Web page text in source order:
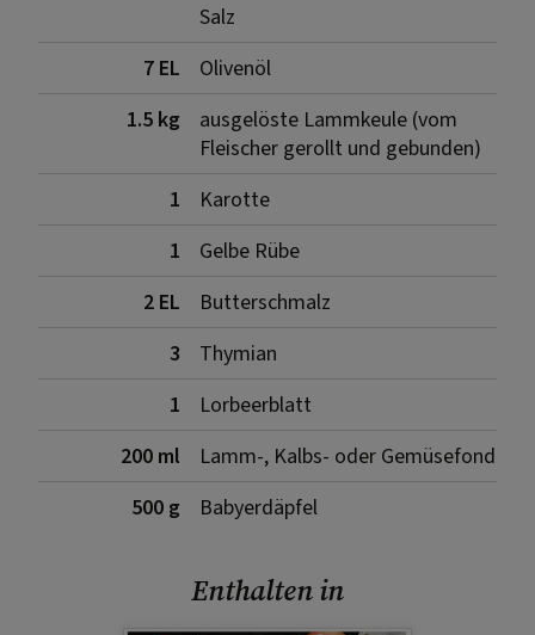
Salz
7 EL
Olivenöl
1.5 kg
ausgelöste Lammkeule (vom
Fleischer gerollt und gebunden)
1
Karotte
1
Gelbe Rübe
2 EL
Butterschmalz
3
Thymian
1
Lorbeerblatt
200 ml
Lamm-, Kalbs- oder Gemüsefond
500 g
Babyerdäpfel
Enthalten in